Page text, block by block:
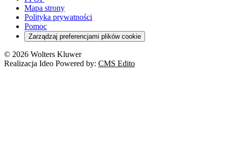
Cło
Deregulacja
Cyberbezpieczeństwo
Franczyza
Prawo autorskie
Turystyka
Orzeczenia
RODO
Mapa strony
Polityka prywatności
Pomoc
Zarządzaj preferencjami plików cookie
© 2026 Wolters Kluwer
Realizacja Ideo Powered by: CMS Edito